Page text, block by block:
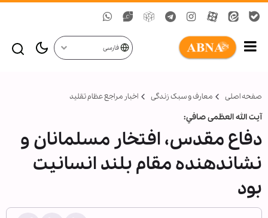
فارسی
صفحه اصلی معارف و سبک زندگی اخبار مراجع عظام تقلید
آيت الله العظمی صافي:
دفاع مقدس، افتخار مسلمانان و
نشان‏دهنده مقام بلند انسانيت
بود